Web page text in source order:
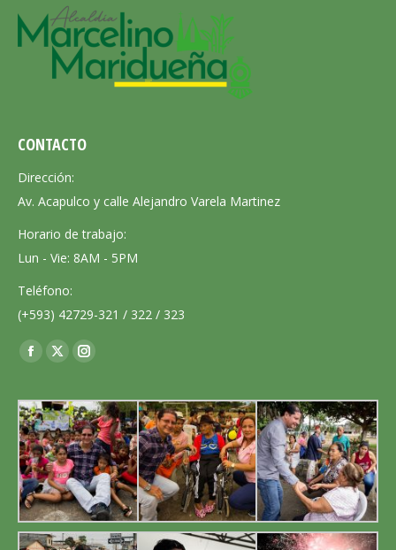
CONTACTO
Dirección:
Av. Acapulco y calle Alejandro Varela Martinez
Horario de trabajo:
Lun - Vie: 8AM - 5PM
Teléfono:
(+593) 42729-321 / 322 / 323
Encuéntranos en:
Facebook
opens
in
new
window
X
opens
in
new
window
Instagram
opens
in
new
window